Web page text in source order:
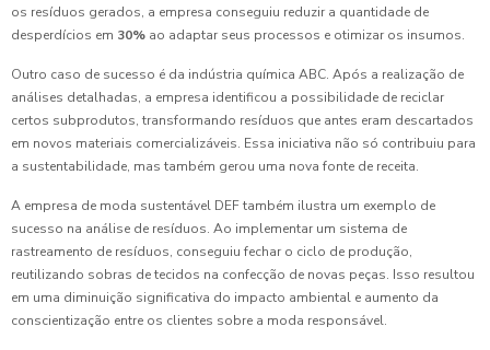
os resíduos gerados, a empresa conseguiu reduzir a quantidade de
desperdícios em 30% ao adaptar seus processos e otimizar os insumos.
Outro caso de sucesso é da indústria química ABC. Após a realização de
análises detalhadas, a empresa identificou a possibilidade de reciclar
certos subprodutos, transformando resíduos que antes eram descartados
em novos materiais comercializáveis. Essa iniciativa não só contribuiu para
a sustentabilidade, mas também gerou uma nova fonte de receita.
A empresa de moda sustentável DEF também ilustra um exemplo de
sucesso na análise de resíduos. Ao implementar um sistema de
rastreamento de resíduos, conseguiu fechar o ciclo de produção,
reutilizando sobras de tecidos na confecção de novas peças. Isso resultou
em uma diminuição significativa do impacto ambiental e aumento da
conscientização entre os clientes sobre a moda responsável.